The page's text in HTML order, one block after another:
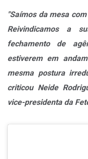
"Saímos da mesa
Reivindicamos a
fechamento de
estiverem em
mesma postura
criticou Neide
vice-presidenta da